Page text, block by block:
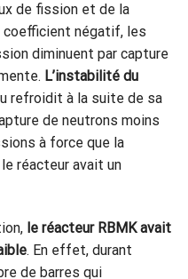
de fission et de la
coefficient négatif, les
diminuent par capture
L’instabilité du
refroidit à la suite de sa
de neutrons moins
à force que la
réacteur avait un
le réacteur RBMK avait
. En effet, durant
de barres qui